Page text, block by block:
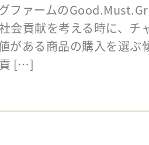
ファームの
会貢献を考える時に、チ
がある商品の購入を選ぶ
[…]